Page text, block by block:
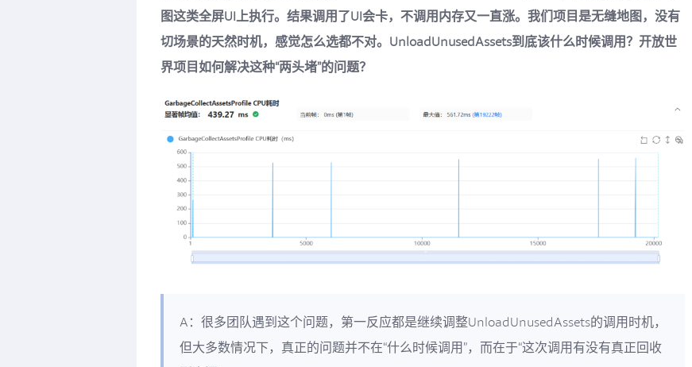
图这类全屏UI上执行。结果调用了UI会卡，不调用内存又一直涨。我们项目是无缝地图，没有
切场景的天然时机，感觉怎么选都不对。UnloadUnusedAssets到底该什么时候调用？开放世
界项目如何解决这种“两头堵”的问题？
A：很多团队遇到这个问题，第一反应都是继续调整UnloadUnusedAssets的调用时机，
但大多数情况下，真正的问题并不在“什么时候调用”，而在于“这次调用有没有真正回收